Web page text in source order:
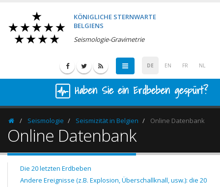
KÖNIGLICHE STERNWARTE
BELGIENS
Seismologie-Gravimetrie
DE EN FR NL
Haben Sie ein Erdbeben gespürt?
HomepageSeismologie Seismizität in Belgien Online Datenbank
Online Datenbank
Die 20 letzten Erdbeben
Andere Ereignisse (z.B. Explosion, Überschallknall, usw.): die 20